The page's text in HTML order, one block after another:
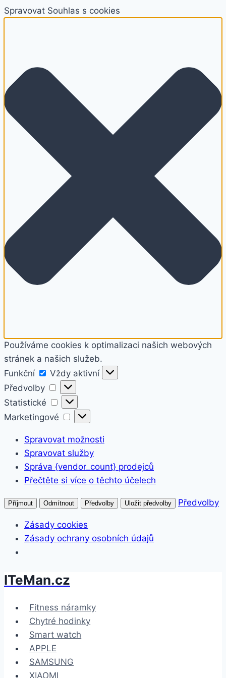
Spravovat Souhlas s cookies
Používáme cookies k optimalizaci našich webových
stránek a našich služeb.
Funkční
Funkční
Vždy aktivní
Předvolby
Předvolby
Statistické
Statistické
Marketingové
Marketingové
Spravovat možnosti
Spravovat služby
Správa {vendor_count} prodejců
Přečtěte si více o těchto účelech
Příjmout Odmítnout Předvolby Uložit předvolby Předvolby
Zásady cookies
Zásady ochrany osobních údajů
Přeskočit
obsah
ITeMan.cz
Fitness náramky
Chytré hodinky
Smart watch
APPLE
SAMSUNG
XIAOMI